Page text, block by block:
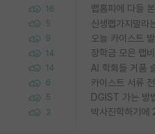
16
5
9
14
14
6
5
3
랩홈피에 다들
신생랩가지말라
오늘 카이스트
장학금 모은 랩
AI 학회들 거품
카이스트 서류
DGIST 가는 방